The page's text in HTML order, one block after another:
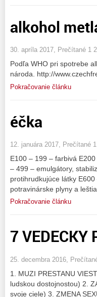
alkohol
30. apríla 2017, Prečítané 1
Podľa WHO pri spotrebe
národa. http://
Pokračovanie článku
éčka
12. januára 2017, Prečítané
E100 – 199 – farbivá
– 499 – emulgátory,
protihrudkujúce látky
potravinárske plyny a
Pokračovanie článku
7 VEDECKY
25. decembra 2016,
1. MUZI PRESTANU
ludskou dostojnostou) 2.
svoje ciele) 3. ZMENA